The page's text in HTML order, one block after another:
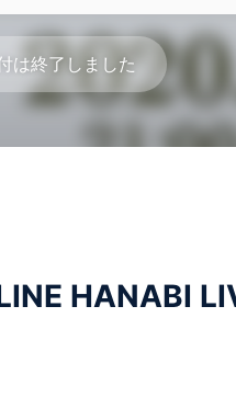
は終了しました
HANABI